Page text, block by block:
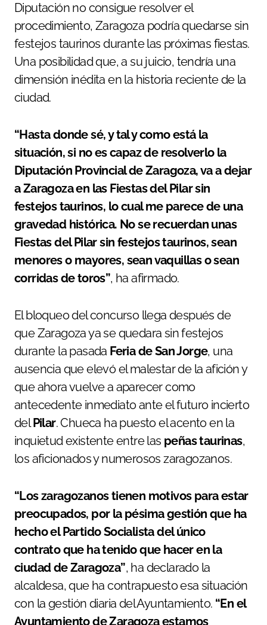
Diputación no consigue resolver el
procedimiento, Zaragoza podría quedarse sin
festejos taurinos durante las próximas fiestas.
Una posibilidad que, a su juicio, tendría una
dimensión inédita en la historia reciente de la
ciudad.
“Hasta donde sé, y tal y como está la
situación, si no es capaz de resolverlo la
Diputación Provincial de Zaragoza, va a dejar
a Zaragoza en las Fiestas del Pilar sin
festejos taurinos, lo cual me parece de una
gravedad histórica. No se recuerdan unas
Fiestas del Pilar sin festejos taurinos, sean
menores o mayores, sean vaquillas o sean
corridas de toros”, ha afirmado.
El bloqueo del concurso llega después de
que Zaragoza ya se quedara sin festejos
durante la pasada Feria de San Jorge, una
ausencia que elevó el malestar de la afición y
que ahora vuelve a aparecer como
antecedente inmediato ante el futuro incierto
delPilar. Chueca ha puesto el acento en la
inquietud existente entre las peñas taurinas,
los aficionados y numerosos zaragozanos.
“Los zaragozanos tienen motivos para estar
preocupados, por la pésima gestión que ha
hecho el Partido Socialista del único
contrato que ha tenido que hacer en la
ciudad de Zaragoza”, ha declarado la
alcaldesa, que ha contrapuesto esa situación
con la gestión diaria del Ayuntamiento. “En el
Ayuntamiento de Zaragoza estamos